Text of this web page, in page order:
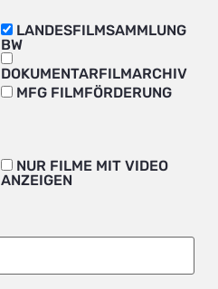
LANDESFILMSAMMLUNG
BW
DOKUMENTARFILMARCHIV
MFG FILMFÖRDERUNG
NUR FILME MIT VIDEO
ANZEIGEN